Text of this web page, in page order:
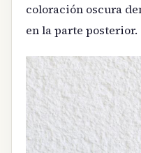
coloración oscura
en la parte posterior.